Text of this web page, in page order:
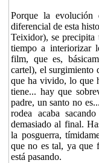
Porque la evolución
diferencial de esta
Teixidor), se precipita
tiempo a interiorizar
film, que es,
cartel), el surgimiento
que ha vivido, lo que
tiene... hay que
padre, un santo no
rodea acaba
demasiado al final.
la posguerra,
que no es tal, ya que
está pasando.